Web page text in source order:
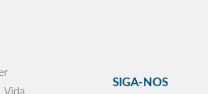
Vida
SIGA-NOS